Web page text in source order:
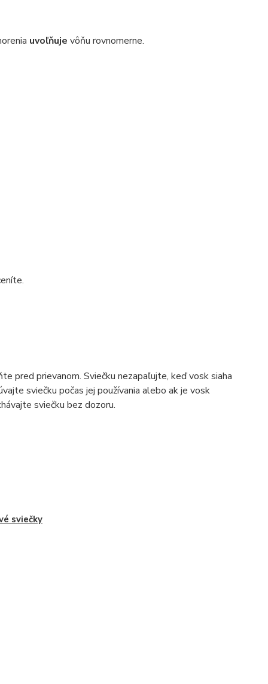
uvoľňuje vôňu rovnomerne.
pred prievanom. Sviečku nezapaľujte, keď vosk siaha
sviečku počas jej používania alebo ak je vosk
sviečku bez dozoru.
sviečky